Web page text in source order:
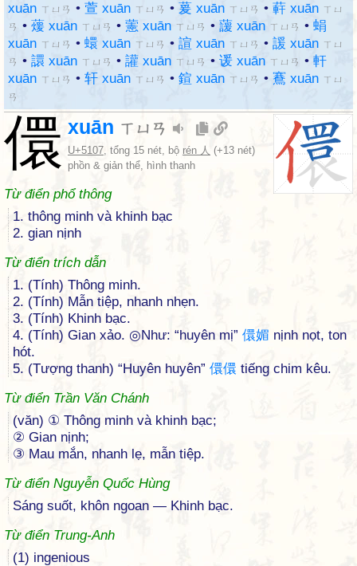
xuān ㄒㄩㄢ • 萱 xuān ㄒㄩㄢ • 萲 xuān ㄒㄩㄢ • 蓒 xuān ㄒㄩ
ㄢ • 蕿 xuān ㄒㄩㄢ • 藼 xuān ㄒㄩㄢ • 蘐 xuān ㄒㄩㄢ • 蜎
xuān ㄒㄩㄢ • 蠉 xuān ㄒㄩㄢ • 諠 xuān ㄒㄩㄢ • 諼 xuān ㄒㄩ
ㄢ • 譞 xuān ㄒㄩㄢ • 讙 xuān ㄒㄩㄢ • 谖 xuān ㄒㄩㄢ • 軒
xuān ㄒㄩㄢ • 轩 xuān ㄒㄩㄢ • 鍹 xuān ㄒㄩㄢ • 鶱 xuān ㄒㄩ
ㄢ
儇 xuān ㄒㄩㄢ
U+5107, tổng 15 nét, bộ rén 人 (+13 nét)
phồn & giản thể, hình thanh
Từ điển phổ thông
1. thông minh và khinh bạc
2. gian nịnh
Từ điển trích dẫn
1. (Tính) Thông minh.
2. (Tính) Mẫn tiệp, nhanh nhẹn.
3. (Tính) Khinh bạc.
4. (Tính) Gian xảo. ◎Như: “huyên mị” 儇媚 nịnh nọt, ton
hót.
5. (Tượng thanh) “Huyên huyên” 儇儇 tiếng chim kêu.
Từ điển Trần Văn Chánh
(văn) ① Thông minh và khinh bạc;
② Gian nịnh;
③ Mau mắn, nhanh lẹ, mẫn tiệp.
Từ điển Nguyễn Quốc Hùng
Sáng suốt, khôn ngoan — Khinh bạc.
Từ điển Trung-Anh
(1) ingenious